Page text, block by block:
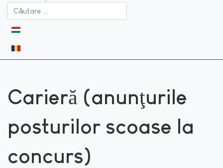
Carieră (anunţurile
posturilor scoase la
concurs)